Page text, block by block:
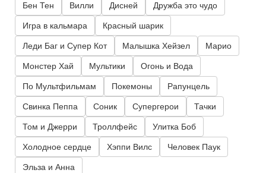
Бен Тен Вилли Дисней Дружба это чудо
Игра в кальмара Красный шарик
Леди Баг и Супер Кот Малышка Хейзел Марио
Монстер Хай Мультики Огонь и Вода
По Мультфильмам Покемоны Рапунцель
Свинка Пеппа Соник Супергерои Тачки
Том и Джерри Троллфейс Улитка Боб
Холодное сердце Хэппи Вилс Человек Паук
Эльза и Анна